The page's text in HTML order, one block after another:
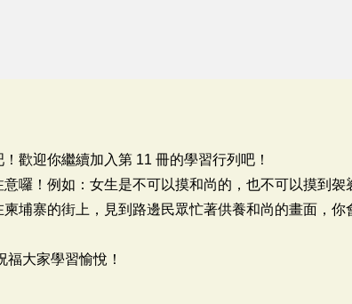
歡迎你繼續加入第 11 冊的學習行列吧！
囉！例如：女生是不可以摸和尚的，也不可以摸到袈
埔寨的街上，見到路邊民眾忙著供養和尚的畫面，你
大家學習愉悅！